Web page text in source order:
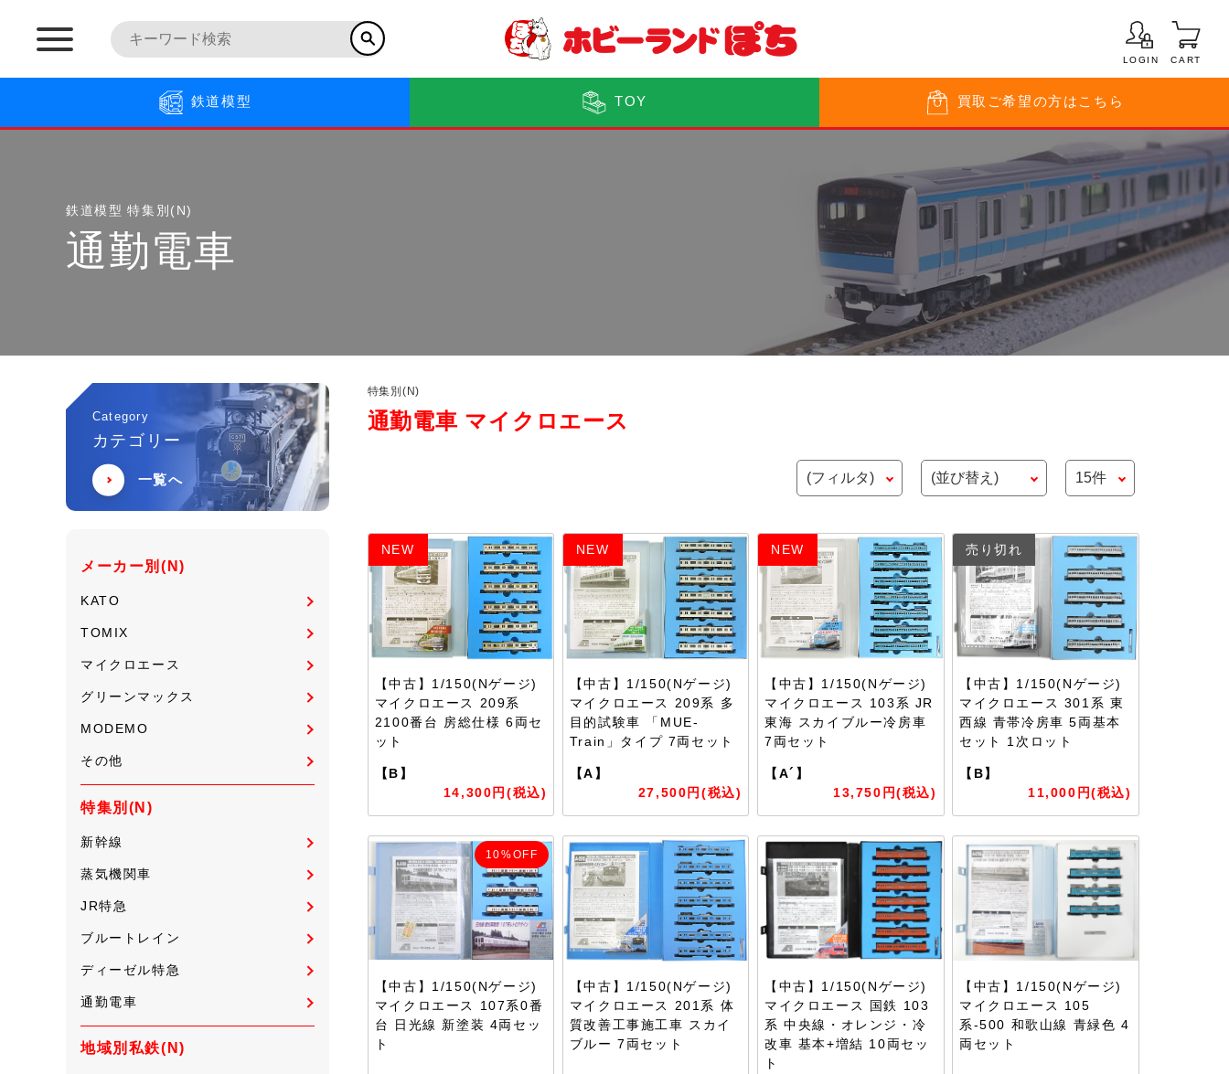
LOGIN CART
鉄道模型 TOY 買取 ご希望の方はこちら
鉄道模型 特集別(N)
通勤電車
Category
カテゴリー
一覧へ
メーカー別(N)
KATO
TOMIX
マイクロエース
グリーンマックス
MODEMO
その他
特集別(N)
新幹線
蒸気機関車
JR特急
ブルートレイン
ディーゼル特急
通勤電車
地域別私鉄(N)
特集別(N)
通勤電車 マイクロエース
NEW
【中古】1/150(Nゲージ)
マイクロエース 209系
2100番台 房総仕様 6両セ
ット
【B】
14,300円(税込)
NEW
【中古】1/150(Nゲージ)
マイクロエース 209系 多
目的試験車 「MUE-
Train」タイプ 7両セット
【A】
27,500円(税込)
NEW
【中古】1/150(Nゲージ)
マイクロエース 103系 JR
東海 スカイブルー冷房車
7両セット
【A´】
13,750円(税込)
売り切れ
【中古】1/150(Nゲージ)
マイクロエース 301系 東
西線 青帯冷房車 5両基本
セット 1次ロット
【B】
11,000円(税込)
10%OFF
【中古】1/150(Nゲージ)
マイクロエース 107系0番
台 日光線 新塗装 4両セッ
ト
【中古】1/150(Nゲージ)
マイクロエース 201系 体
質改善工事施工車 スカイ
ブルー 7両セット
【中古】1/150(Nゲージ)
マイクロエース 国鉄 103
系 中央線・オレンジ・冷
改車 基本+増結 10両セッ
ト
【中古】1/150(Nゲージ)
マイクロエース 105
系-500 和歌山線 青緑色 4
両セット